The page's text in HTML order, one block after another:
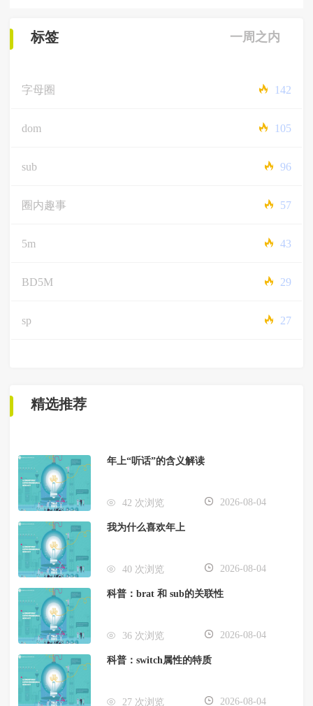
标签 一周之内
字母圈 142
dom 105
sub 96
圈内趣事 57
5m 43
BD5M 29
sp 27
精选推荐
年上“听话”的含义解读
42 次浏览 2026-08-04
我为什么喜欢年上
40 次浏览 2026-08-04
科普：brat 和 sub的关联性
36 次浏览 2026-08-04
科普：switch属性的特质
27 次浏览 2026-08-04